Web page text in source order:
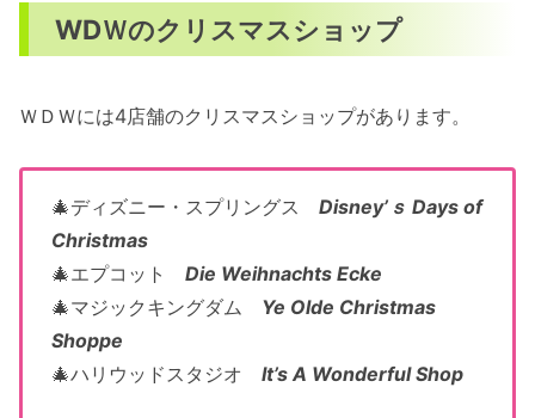
WDＷのクリスマスショップ
ＷＤＷには4店舗のクリスマスショップがあります。
🎄ディズニー・スプリングス Disney’ｓ Days of
Christmas
🎄エプコット Die Weihnachts Ecke
🎄マジックキングダム Ye Olde Christmas
Shoppe
🎄ハリウッドスタジオ It’s A Wonderful Shop